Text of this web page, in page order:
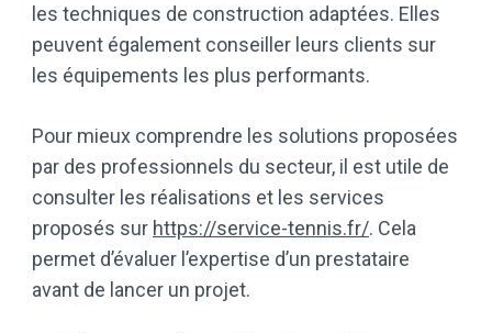
les techniques de construction adaptées. Elles
peuvent également conseiller leurs clients sur
les équipements les plus performants.
Pour mieux comprendre les solutions proposées
par des professionnels du secteur, il est utile de
consulter les réalisations et les services
proposés sur https://service-tennis.fr/. Cela
permet d’évaluer l’expertise d’un prestataire
avant de lancer un projet.